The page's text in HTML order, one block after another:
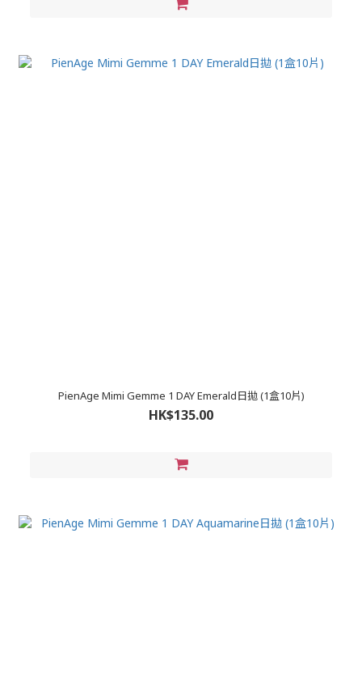
PienAge Mimi Gemme 1 DAY Emerald日拋 (1盒10片)
HK$135.00